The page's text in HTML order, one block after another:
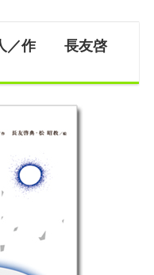
／作 長友啓